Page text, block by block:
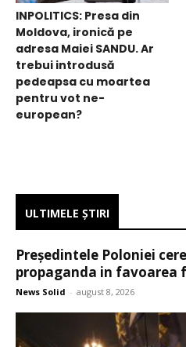
INPOLITICS: Presa din
Moldova, ironică pe
adresa Maiei SANDU. Ar
trebui introdusă
pedeapsa cu moartea
pentru vot ne-
european?
ULTIMELE ŞTIRI
Președintele Poloniei
propaganda in favoarea
News Solid - august 8, 2026